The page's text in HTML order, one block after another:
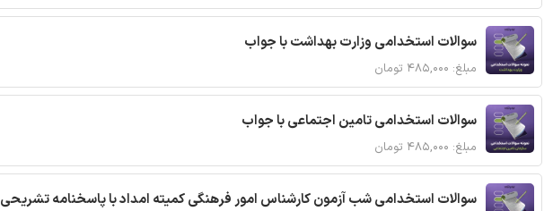
سوالات استخدامی وزارت بهداشت با جواب
مبلغ: ۴۸۵,۰۰۰ تومان
سوالات استخدامی تامین اجتماعی با جواب
مبلغ: ۴۸۵,۰۰۰ تومان
سوالات استخدامی شب آزمون کارشناس امور فرهنگی کمیته امداد با پاسخنامه تشریحی